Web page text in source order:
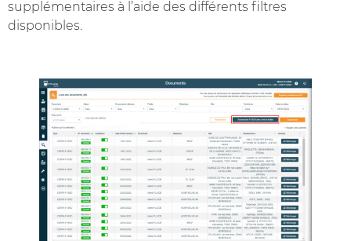
supplémentaires à l’aide des différents filtres
disponibles.